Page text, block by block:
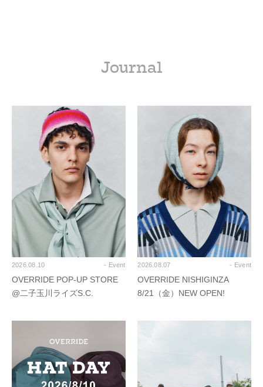
Journal
2026.08.10 - Event
OVERRIDE POP-UP STORE
@二子玉川ライズS.C.
2026.08.07 - Event
OVERRIDE NISHIGINZA
8/21（金）NEW OPEN!